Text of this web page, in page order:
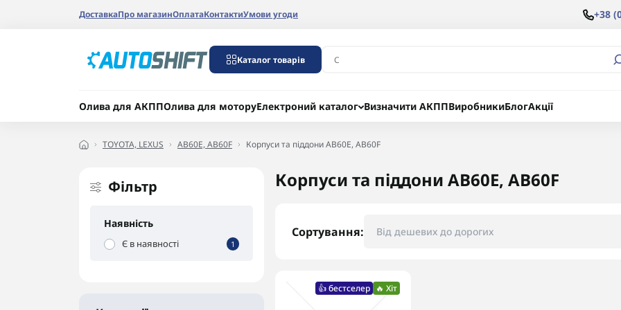
ДоставкаПро магазинОплатаКонтактиУмови угоди +38
Каталог товарів
Олива для АКППОлива для моторуЕлектроний каталог Визначити АКППВиробникиБлогАкції
TOYOTA, LEXUS AB60E, AB60F Корпуси та піддони AB60E, AB60F
Фільтр
Наявність
Є в наявності 1
Корпуси та піддони AB60E, AB60F
Сортування:
👍 бестселер 🔥 Хіт